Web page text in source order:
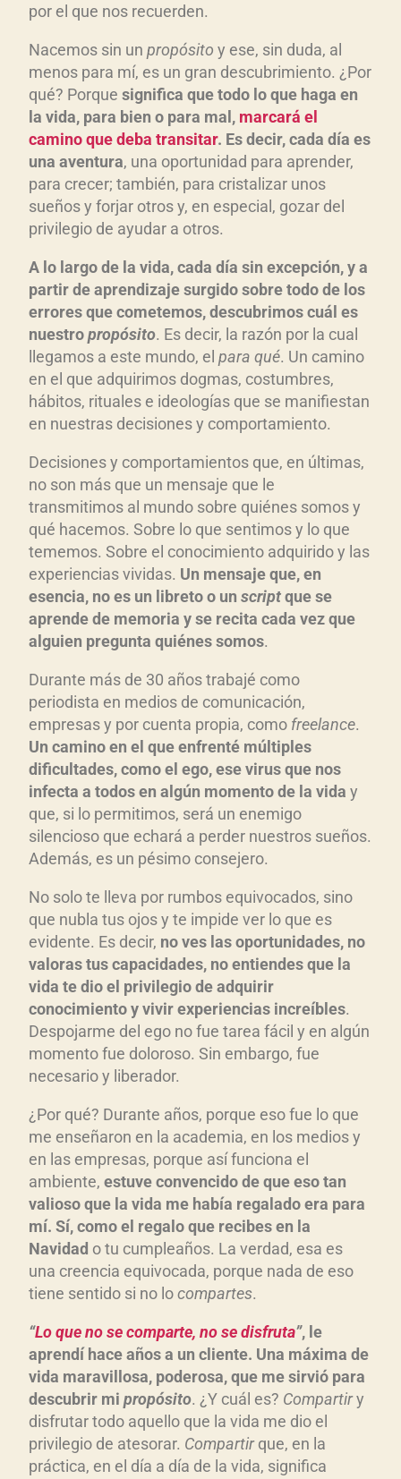
por el que nos recuerden.
Nacemos sin un propósito y ese, sin duda, al
menos para mí, es un gran descubrimiento. ¿Por
qué? Porque significa que todo lo que haga en
la vida, para bien o para mal, marcará el
camino que deba transitar. Es decir, cada día es
una aventura, una oportunidad para aprender,
para crecer; también, para cristalizar unos
sueños y forjar otros y, en especial, gozar del
privilegio de ayudar a otros.
A lo largo de la vida, cada día sin excepción, y a
partir de aprendizaje surgido sobre todo de los
errores que cometemos, descubrimos cuál es
nuestropropósito. Es decir, la razón por la cual
llegamos a este mundo, el para qué. Un camino
en el que adquirimos dogmas, costumbres,
hábitos, rituales e ideologías que se manifiestan
en nuestras decisiones y comportamiento.
Decisiones y comportamientos que, en últimas,
no son más que un mensaje que le
transmitimos al mundo sobre quiénes somos y
qué hacemos. Sobre lo que sentimos y lo que
tememos. Sobre el conocimiento adquirido y las
experiencias vividas. Un mensaje que, en
esencia, no es un libreto o un scriptque se
aprende de memoria y se recita cada vez que
alguien pregunta quiénes somos.
Durante más de 30 años trabajé como
periodista en medios de comunicación,
empresas y por cuenta propia, como freelance.
Un camino en el que enfrenté múltiples
dificultades, como el ego, ese virus que nos
infecta a todos en algún momento de la vida y
que, si lo permitimos, será un enemigo
silencioso que echará a perder nuestros sueños.
Además, es un pésimo consejero.
No solo te lleva por rumbos equivocados, sino
que nubla tus ojos y te impide ver lo que es
evidente. Es decir, no ves las oportunidades, no
valoras tus capacidades, no entiendes que la
vida te dio el privilegio de adquirir
conocimiento y vivir experiencias increíbles.
Despojarme del ego no fue tarea fácil y en algún
momento fue doloroso. Sin embargo, fue
necesario y liberador.
¿Por qué? Durante años, porque eso fue lo que
me enseñaron en la academia, en los medios y
en las empresas, porque así funciona el
ambiente, estuve convencido de que eso tan
valioso que la vida me había regalado era para
mí. Sí, como el regalo que recibes en la
Navidad o tu cumpleaños. La verdad, esa es
una creencia equivocada, porque nada de eso
tiene sentido si no locompartes.
“Lo que no se comparte, no se disfruta”, le
aprendí hace años a un cliente. Una máxima de
vida maravillosa, poderosa, que me sirvió para
descubrir mi propósito. ¿Y cuál es? Compartiry
disfrutar todo aquello que la vida me dio el
privilegio de atesorar. Compartirque, en la
práctica, en el día a día de la vida, significa